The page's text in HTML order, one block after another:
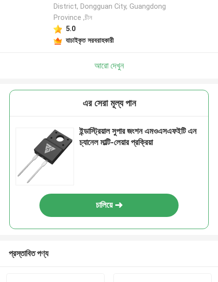
District, Dongguan City, Guangdong
Province ,চীন
5.0
যাচাইকৃত সরবরাহকারী
আরো দেখুন
এর সেরা মূল্য পান
ইন্ডাস্ট্রিয়াল সুপার জংশন এমওএসএফইটি এন
চ্যানেল মাল্টি-লেয়ার প্রক্রিয়া
চালিয়ে
প্রস্তাবিত পণ্য